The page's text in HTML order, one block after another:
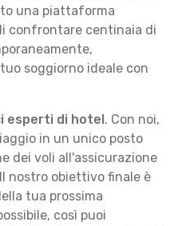
una piattaforma
confrontare centinaia di
soggiorno ideale con
esperti di hotel. Con noi,
in un unico posto
dei voli all'assicurazione
nostro obiettivo finale è
tua prossima
così puoi